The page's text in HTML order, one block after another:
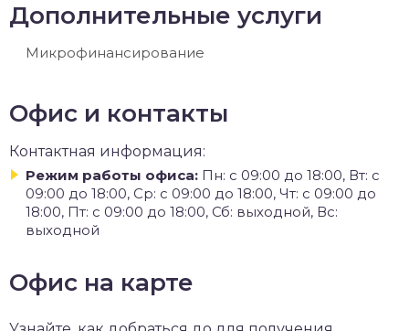
Дополнительные услуги
Микрофинансирование
Офис и контакты
Контактная информация:
Режим работы офиса: Пн: с 09:00 до 18:00, Вт: с
09:00 до 18:00, Ср: с 09:00 до 18:00, Чт: с 09:00 до
18:00, Пт: с 09:00 до 18:00, Сб: выходной, Вс:
выходной
Офис на карте